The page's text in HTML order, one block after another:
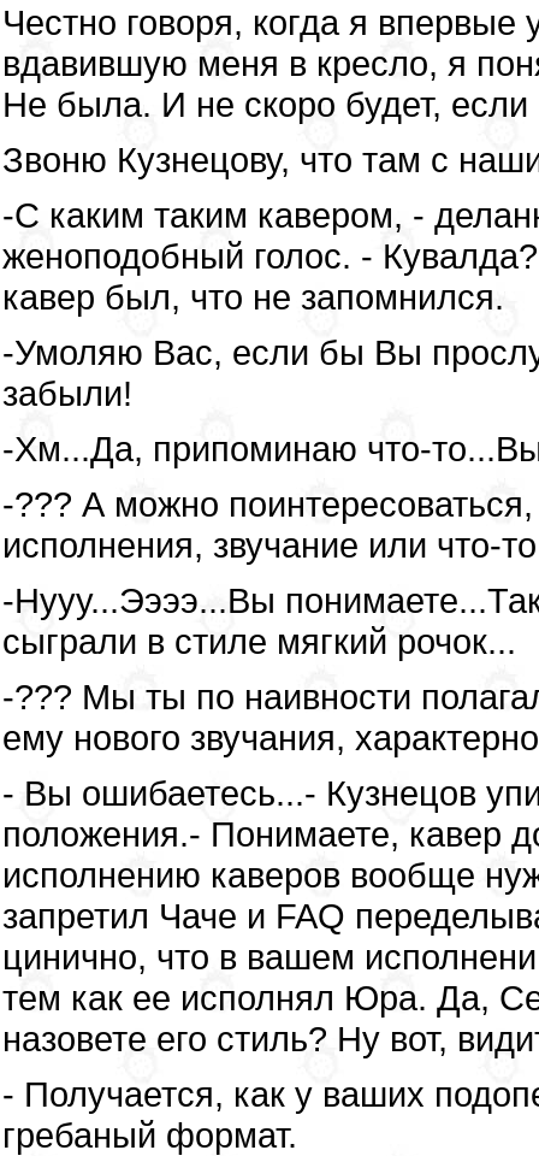
Честно говоря, когда я
вдавившую меня в кресло, я
Не была. И не скоро будет,
Звоню Кузнецову, что там с
-C каким таким кавером, -
женоподобный голос. -
кавер был, что не запомнился.
-Умоляю Вас, если бы Вы
забыли!
-Хм...Да, припоминаю что-то...Вы
-??? А можно
исполнения, звучание или что-
-Нууу...Ээээ...Вы
сыграли в стиле мягкий рочок...
-??? Мы ты по наивности
ему нового звучания,
- Вы ошибаетесь...- Кузнецов
положения.- Понимаете, кавер
исполнению каверов вообще
запретил Чаче и FAQ
цинично, что в вашем
тем как ее исполнял Юра. Да,
назовете его стиль? Ну вот,
- Получается, как у ваших
гребаный формат.